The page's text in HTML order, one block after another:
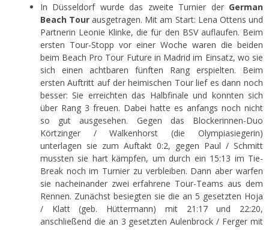
In Düsseldorf wurde das zweite Turnier der German
Beach Tourausgetragen. Mit am Start: Lena Ottens und
Partnerin Leonie Klinke, die für den BSV auflaufen. Beim
ersten Tour-Stopp vor einer Woche waren die beiden
beim Beach Pro Tour Future in Madrid im Einsatz, wo sie
sich einen achtbaren fünften Rang erspielten. Beim
ersten Auftritt auf der heimischen Tour lief es dann noch
besser: Sie erreichten das Halbfinale und konnten sich
über Rang 3 freuen. Dabei hatte es anfangs noch nicht
so gut ausgesehen. Gegen das Blockerinnen-Duo
Körtzinger / Walkenhorst (die Olympiasiegerin)
unterlagen sie zum Auftakt 0:2, gegen Paul / Schmitt
mussten sie hart kämpfen, um durch ein 15:13 im Tie-
Break noch im Turnier zu verbleiben. Dann aber warfen
sie nacheinander zwei erfahrene Tour-Teams aus dem
Rennen. Zunächst besiegten sie die an 5 gesetzten Hoja
/ Klatt (geb. Hüttermann) mit 21:17 und 22:20,
anschließend die an 3 gesetzten Aulenbrock / Ferger mit